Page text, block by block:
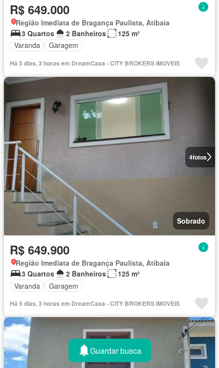
R$ 649.000
Região Imediata de Bragança Paulista, Atibaia
3 Quartos
2 Banheiros
125 m²
Varanda
Garagem
Há 5 dias, 3 horas em DreamCasa - CITY BROKERS IMOVEIS
4fotos
Sobrado
R$ 649.900
Região Imediata de Bragança Paulista, Atibaia
3 Quartos
2 Banheiros
125 m²
Varanda
Garagem
Há 5 dias, 3 horas em DreamCasa - CITY BROKERS IMOVEIS
Guardar busca